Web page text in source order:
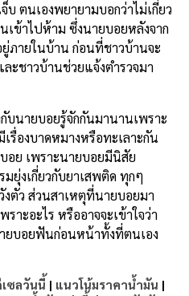
ตนเองพยายามบอกว่าไม่เกี่ยว
ข้าไปห้าม ซึ่งนายบอยหลังจาก
ภายในบ้าน ก่อนที่ชาวบ้านจะ
ะชาวบ้านช่วยแจ้งตำรวจมา
บนายบอยรู้จักกันมานานเพราะ
รื่องบาดหมางหรือทะเลาะกัน
อย เพราะนายบอยมีนิสัย
ยุ่งเกี่ยวกับยาเสพติด ทุกๆ
ตัว ส่วนสาเหตุที่นายบอยมา
าะอะไร หรืออาจจะเข้าใจว่า
ยบอยฟันก่อนหน้าทั้งที่ตนเอง
ซลวันนี้ | แนวโน้มราคาน้ำมัน |